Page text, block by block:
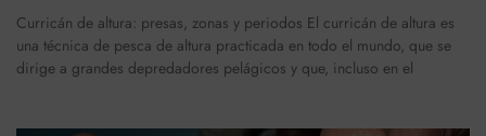
Curricán de altura: presas, zonas y periodos El curricán de altura es
una técnica de pesca de altura practicada en todo el mundo, que se
dirige a grandes depredadores pelágicos y que, incluso en el